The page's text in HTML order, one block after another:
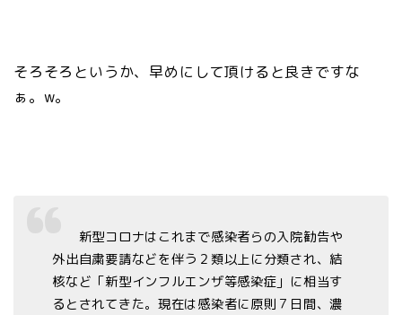
そろそろというか、早めにして頂けると良きですな
ぁ。w。
新型コロナはこれまで感染者らの入院勧告や
外出自粛要請などを伴う２類以上に分類され、結
核など「新型インフルエンザ等感染症」に相当す
るとされてきた。現在は感染者に原則７日間、濃